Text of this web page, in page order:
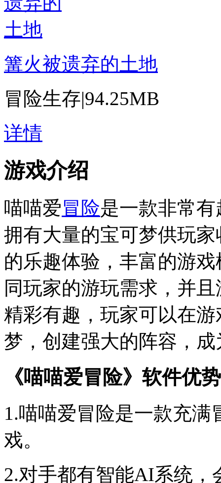
篝火被遗弃的土地
冒险生存|94.25MB
详情
游戏介绍
喵喵爱冒险是一款非常
拥有大量的宝可梦供玩
的乐趣体验，丰富的游
同玩家的游玩需求，并
精彩有趣，玩家可以在
梦，创建强大的阵容，
《喵喵爱冒险》软件优
1.喵喵爱冒险是一款充
戏。
2.对手都有智能AI系统，